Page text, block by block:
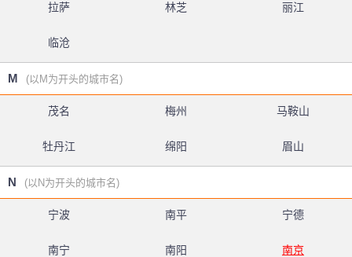
拉萨 林芝 丽江
临沧
M (以M为开头的城市名)
茂名 梅州 马鞍山
牡丹江 绵阳 眉山
N (以N为开头的城市名)
宁波 南平 宁德
南宁 南阳 南京